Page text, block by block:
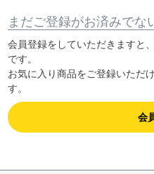
まだご登録がお済みでな
会員登録をしていただきますと
です。
お気に入り商品をご登録いただ
す。
会